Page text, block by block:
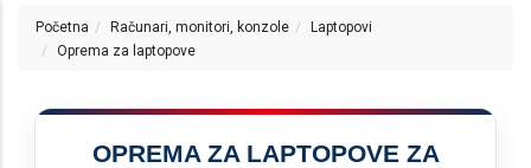
Početna Računari, monitori, konzole
Laptopovi
Oprema za laptopove
OPREMA ZA LAPTOPOVE ZA